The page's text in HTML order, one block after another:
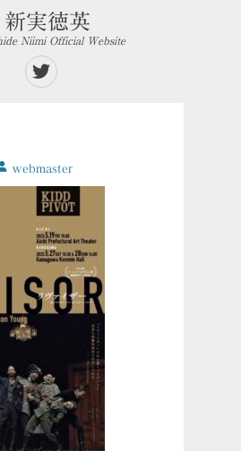
新実徳英
Niimi Official Website
Twitter
ｗebmaster